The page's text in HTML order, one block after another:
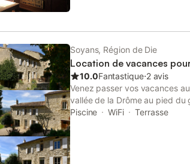
Soyans, Région de Die
Location de vacances
10.0Fantastique⋅2 avis
Venez passer vos vacances
vallée de la Drôme au pied
grande ferme restaurée vous
Piscine WiFi Terrasse